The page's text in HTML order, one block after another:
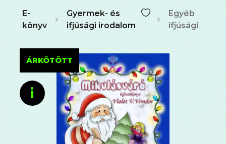
E-
könyv
Gyermek- és
ifjúsági irodalom
Egyéb
ifjúsági
ÁRKÖTÖTT
i